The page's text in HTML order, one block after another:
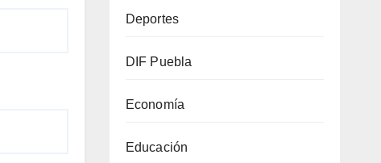
Deportes
DIF Puebla
Economía
Educación